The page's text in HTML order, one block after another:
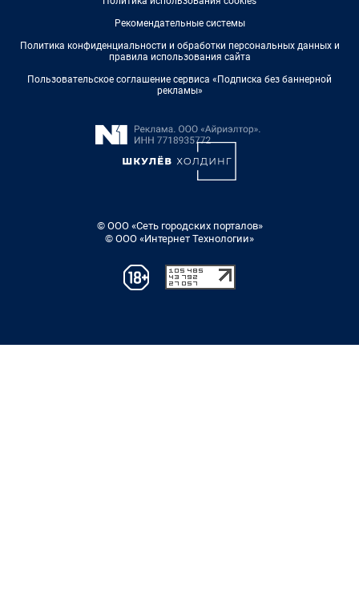
Рекомендательные системы
Политика конфиденциальности и обработки персональных данных и
правила использования сайта
Пользовательское соглашение сервиса «Подписка без баннерной
рекламы»
© ООО «Сеть городских порталов»
© ООО «Интернет Технологии»